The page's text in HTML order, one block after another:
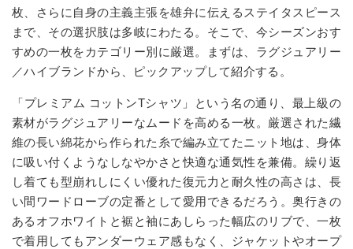
枚、さらに自身の主義主張を雄弁に伝えるステイタスピース
まで、その選択肢は多岐にわたる。そこで、今シーズンおす
すめの一枚をカテゴリー別に厳選。まずは、ラグジュアリー
／ハイブランドから、ピックアップして紹介する。
「プレミアム コットンTシャツ」という名の通り、最上級の
素材がラグジュアリーなムードを高める一枚。厳選された繊
維の長い綿花から作られた糸で編み立てたニット地は、身体
に吸い付くようなしなやかさと快適な通気性を兼備。繰り返
し着ても型崩れしにくい優れた復元力と耐久性の高さは、長
い間ワードローブの定番として愛用できるだろう。奥行きの
あるオフホワイトと裾と袖にあしらった幅広のリブで、一枚
で着用してもアンダーウェア感もなく、ジャケットやオープ